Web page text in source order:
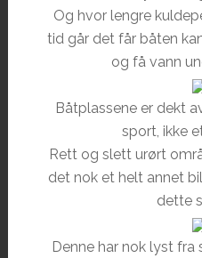
Og hvor lengre
tid går det får båten
og få vann
Båtplassene er dekt
sport, ikke
Rett og slett urørt
det nok et helt annet
dette
Denne har nok lyst fra